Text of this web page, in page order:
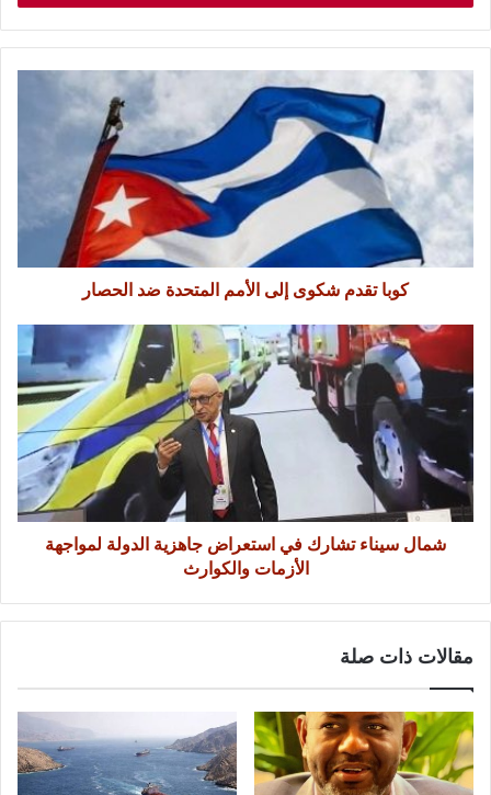
كوبا تقدم شكوى إلى الأمم المتحدة ضد الحصار
شمال سيناء تشارك في استعراض جاهزية الدولة لمواجهة
الأزمات والكوارث
مقالات ذات صلة